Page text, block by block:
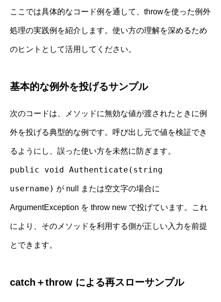
ここでは具体的なコード例を通して、throwを使った例外
処理の実践例を紹介します。使い方の理解を深めるため
のヒントとして活用してください。
基本的な例外を投げるサンプル
次のコードは、メソッドに無効な値が渡されたときに例
外を投げる典型的な例です。呼び出し元で値を検証でき
るようにし、誤った使い方を未然に防ぎます。
public void Authenticate(string
username) が null または空文字の場合に
ArgumentException を throw new で投げています。これ
により、そのメソッドを利用する側が正しい入力を前提
とできます。
catch＋throw による再スローサンプル